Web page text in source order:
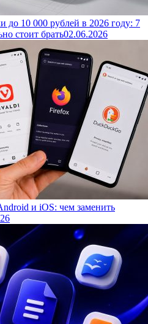
10 000 рублей в 2026 году: 7
стоит брать02.06.2026
и iOS: чем заменить